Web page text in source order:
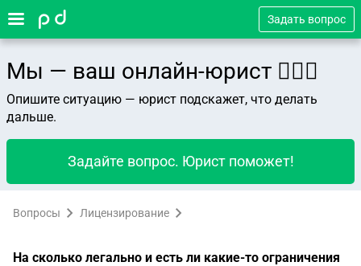
Задать вопрос
Мы — ваш онлайн-юрист 👨🏻‍⚖️
Опишите ситуацию — юрист подскажет, что делать
дальше.
Задайте вопрос. Юрист поможет!
Вопросы Лицензирование
На сколько легально и есть ли какие-то ограничения